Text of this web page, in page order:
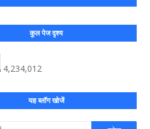
कुल पेज दृश्य
4,234,012
यह ब्लॉग खोजें